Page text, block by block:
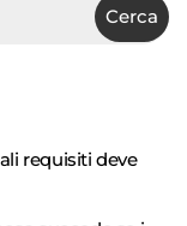
Cerca
requisiti deve